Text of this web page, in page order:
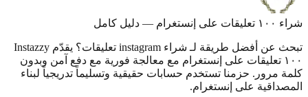
تبحث عن أفضل طريقة لـ شراء instagram تعليقات؟ يقدّم Instazzy
تعليقات على إنستغرام مع معالجة فورية مع دفع آمن وبدون
حزمنا تستخدم حسابات حقيقية وتسليماً تدريجياً لبناء
على إنستغرام.